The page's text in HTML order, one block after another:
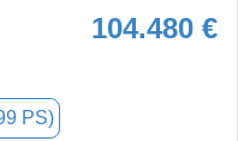
104.480 €
PS)